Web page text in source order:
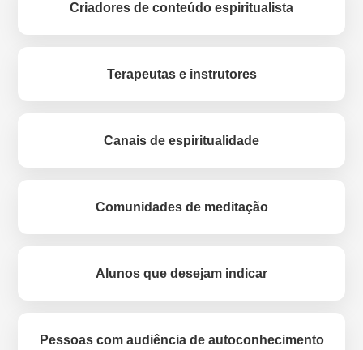
Criadores de conteúdo espiritualista
Terapeutas e instrutores
Canais de espiritualidade
Comunidades de meditação
Alunos que desejam indicar
Pessoas com audiência de autoconhecimento